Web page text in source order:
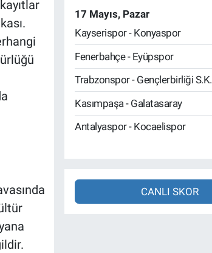
17 Mayıs, Pazar
Kayserispor - Konyaspor
Fenerbahçe - Eyüpspor
Trabzonspor - Gençlerbirliği S.K.
Kasımpaşa - Galatasaray
Antalyaspor - Kocaelispor
CANLI SKOR